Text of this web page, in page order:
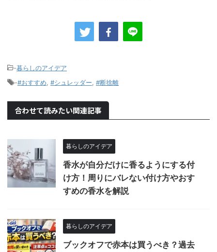
-暮らしのアイデア
-#おすすめ #シュレッダー #断捨離
合わせて読みたい関連記事
暮らしのアイデア
香水が自分だけに香るようにする付
け方！周りにバレない付け方やおす
すめの香水を解説
暮らしのアイデア
ブックオフで赤本は買うべき？過去